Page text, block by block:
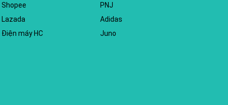
Shopee
Lazada
Điện máy HC
PNJ
Adidas
Juno